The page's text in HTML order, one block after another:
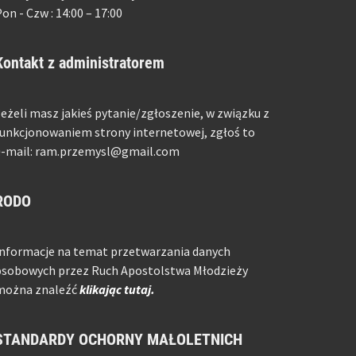
- Czw : 14:00 – 17:00
z administratorem
masz jakieś pytanie/zgłoszenie, w związku z
strony internetowej, zgłoś to
mail: ram.przemysl@gmail.com
na temat przetwarzania danych
przez Ruch Apostolstwa Młodzieży
znaleźćklikając tutaj.
OCHORNY MAŁOLETNICH